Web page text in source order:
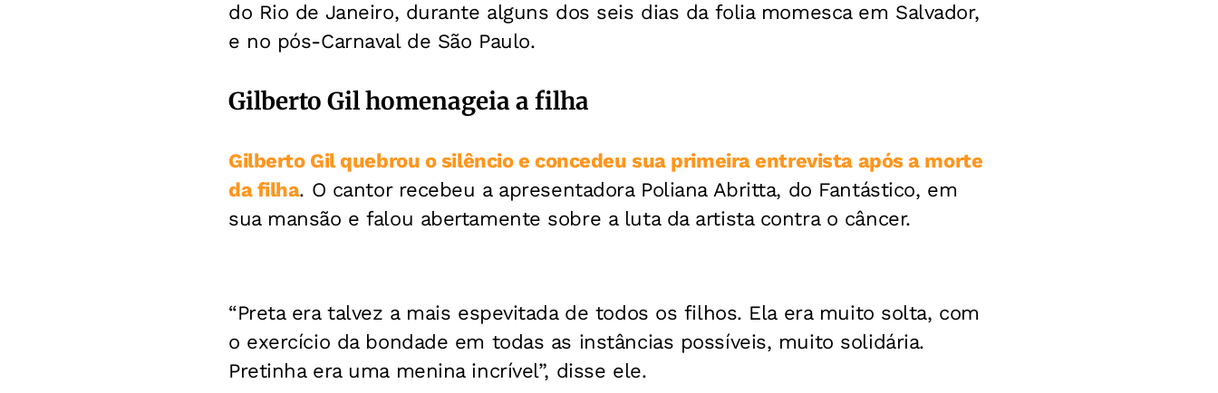
do Rio de Janeiro, durante alguns dos seis dias da folia momesca em Salvador,
e no pós-Carnaval de São Paulo.
Gilberto Gil homenageia a filha
Gilberto Gil quebrou o silêncio e concedeu sua primeira entrevista após a morte
da filha. O cantor recebeu a apresentadora Poliana Abritta, do Fantástico, em
sua mansão e falou abertamente sobre a luta da artista contra o câncer.
“Preta era talvez a mais espevitada de todos os filhos. Ela era muito solta, com
o exercício da bondade em todas as instâncias possíveis, muito solidária.
Pretinha era uma menina incrível”, disse ele.